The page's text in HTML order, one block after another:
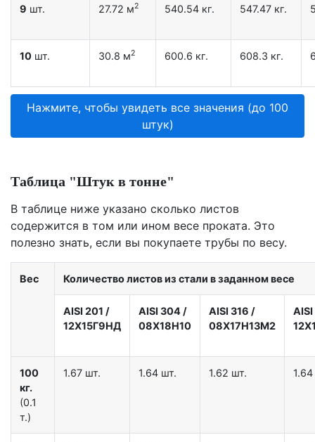
9 шт. 27.72 м2 540.54 кг. 547.47 кг.
10 шт. 30.8 м2 600.6 кг. 608.3 кг.
Нажмите, чтобы увидеть все значения (до 100
штук)
Таблица "Штук в тонне"
В таблице ниже указано сколько листов
содержится в том или ином весе проката. Это
полезно знать, если вы покупаете трубы по весу.
Вес Количество листов из стали в заданном весе
AISI 201 /
12X15Г9НД
AISI 304 /
08Х18Н10
AISI 316 /
08Х17Н13М2
AISI
100
кг.
(0.1
т.)
1.67 шт. 1.64 шт. 1.62 шт.